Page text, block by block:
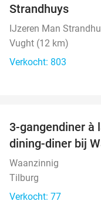
Strandhuys
IJzeren Man
Vught (12 km)
Verkocht: 803
3-gangendiner à
dining-diner bij
Waanzinnig
Tilburg
Verkocht: 77